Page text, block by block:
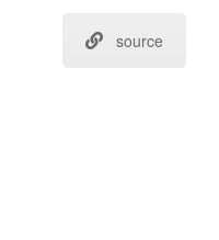
source